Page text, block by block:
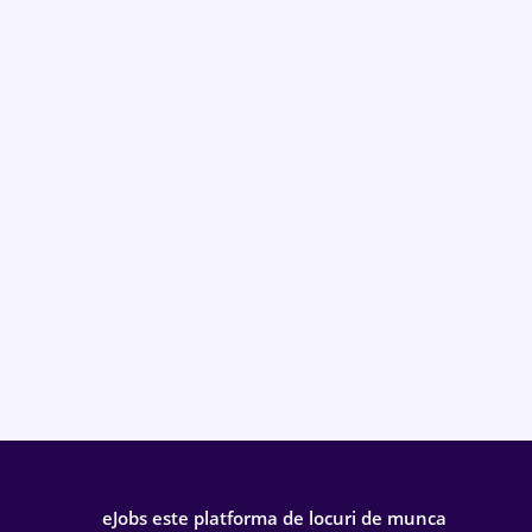
eJobs este platforma de locuri de munca